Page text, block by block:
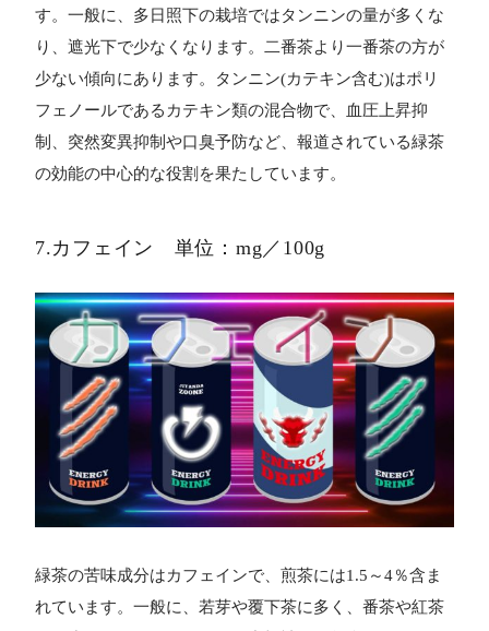
す。一般に、多日照下の栽培ではタンニンの量が多くな
り、遮光下で少なくなります。二番茶より一番茶の方が
少ない傾向にあります。タンニン(カテキン含む)はポリ
フェノールであるカテキン類の混合物で、血圧上昇抑
制、突然変異抑制や口臭予防など、報道されている緑茶
の効能の中心的な役割を果たしています。
7.カフェイン 単位：mg／100g
緑茶の苦味成分はカフェインで、煎茶には1.5～4％含ま
れています。一般に、若芽や覆下茶に多く、番茶や紅茶